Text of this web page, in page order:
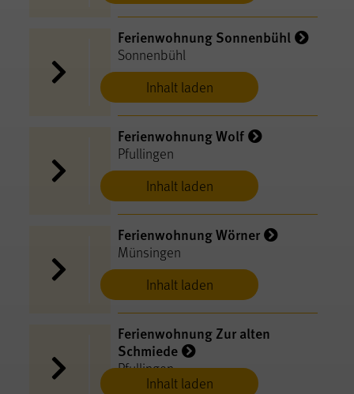
Inhalt laden
Ferienwohnung Sonnenbühl
Sonnenbühl
Inhalt laden
Ferienwohnung Wolf
Pfullingen
Inhalt laden
Ferienwohnung Wörner
Münsingen
Inhalt laden
Ferienwohnung Zur alten
Schmiede
Pfullingen